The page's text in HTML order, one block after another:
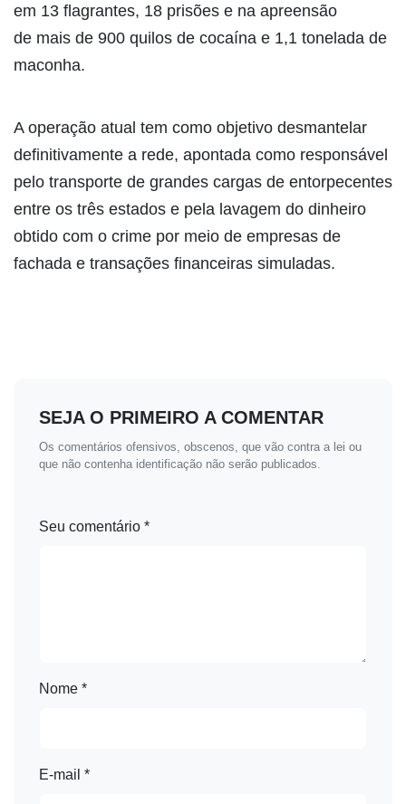
em 13 flagrantes, 18 prisões e na apreensão
de mais de 900 quilos de cocaína e 1,1 tonelada de
maconha.
A operação atual tem como objetivo desmantelar
definitivamente a rede, apontada como responsável
pelo transporte de grandes cargas de entorpecentes
entre os três estados e pela lavagem do dinheiro
obtido com o crime por meio de empresas de
fachada e transações financeiras simuladas.
SEJA O PRIMEIRO A COMENTAR
Os comentários ofensivos, obscenos, que vão contra a lei ou
que não contenha identificação não serão publicados.
Seu comentário *
Nome *
E-mail *